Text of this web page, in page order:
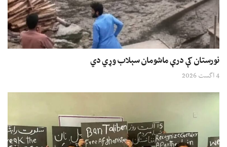
نورستان کې درې ماشومان سېلاب وړي دي
4 اگست 2026